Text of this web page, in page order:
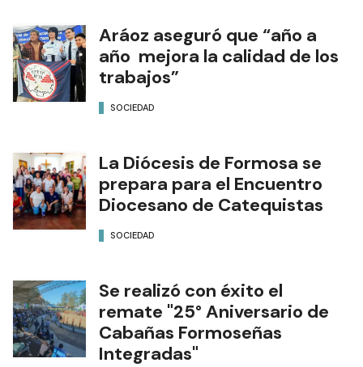
Aráoz aseguró que “año a
año mejora la calidad de los
trabajos”
SOCIEDAD
La Diócesis de Formosa se
prepara para el Encuentro
Diocesano de Catequistas
SOCIEDAD
Se realizó con éxito el
remate "25° Aniversario de
Cabañas Formoseñas
Integradas"